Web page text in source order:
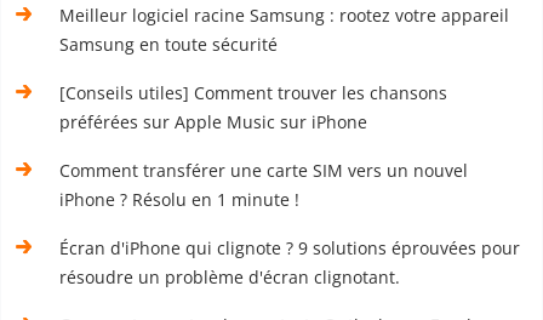
Meilleur logiciel racine Samsung : rootez votre appareil
Samsung en toute sécurité
[Conseils utiles] Comment trouver les chansons
préférées sur Apple Music sur iPhone
Comment transférer une carte SIM vers un nouvel
iPhone ? Résolu en 1 minute !
Écran d'iPhone qui clignote ? 9 solutions éprouvées pour
résoudre un problème d'écran clignotant.